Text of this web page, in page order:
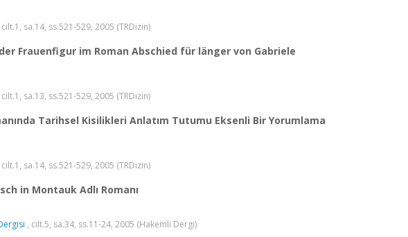
cilt.1, sa.14, ss.521-529, 2005 (TRDizin)
Frauenfigur im Roman Abschied für länger von Gabriele
cilt.1, sa.13, ss.521-529, 2005 (TRDizin)
Tarihsel Kisilikleri Anlatım Tutumu Eksenli Bir Yorumlama
cilt.1, sa.14, ss.521-529, 2005 (TRDizin)
in Montauk Adlı Romanı
, cilt.5, sa.34, ss.11-24, 2005 (Hakemli Dergi)